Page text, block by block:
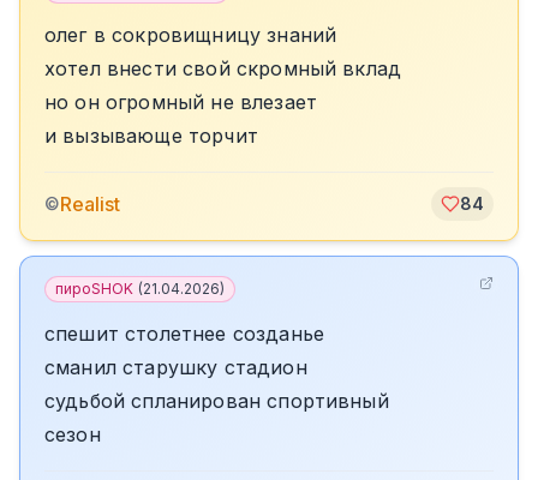
олег в сокровищницу знаний
хотел внести свой скромный вклад
но он огромный не влезает
и вызывающе торчит
©Realist 84
пироSHOK (21.04.2026)
спешит столетнее созданье
сманил старушку стадион
судьбой спланирован спортивный
сезон